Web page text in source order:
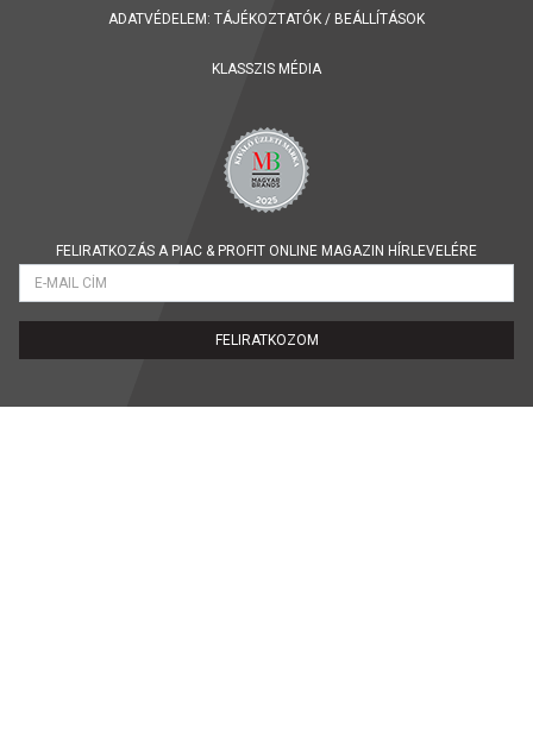
ADATVÉDELEM: TÁJÉKOZTATÓK / BEÁLLÍTÁSOK
KLASSZIS MÉDIA
FELIRATKOZÁS A PIAC & PROFIT ONLINE MAGAZIN HÍRLEVELÉRE
FELIRATKOZOM